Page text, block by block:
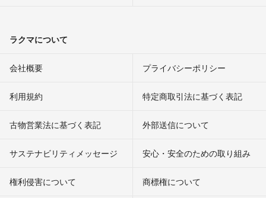
ラクマについて
会社概要 プライバシーポリシー
利用規約 特定商取引法に基づく表記
古物営業法に基づく表記 外部送信について
サステナビリティメッセージ 安心・安全のための取り組み
権利侵害について
商標権について